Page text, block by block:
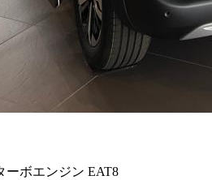
ーボエンジン EAT8